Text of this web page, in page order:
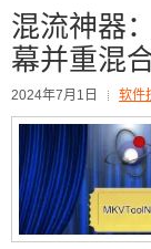
混流神器
幕并重混
2024年7月1日 软件